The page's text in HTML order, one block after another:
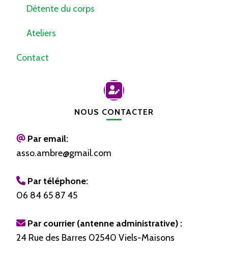
Détente du corps
Ateliers
Contact
NOUS CONTACTER
Par email:
asso.ambre@gmail.com
Par téléphone:
06 84 65 87 45
Par courrier (antenne administrative) :
24 Rue des Barres 02540 Viels-Maisons